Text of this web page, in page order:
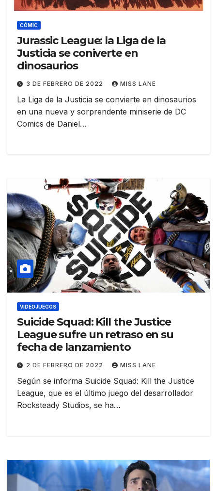
CÓMIC
Jurassic League: la Liga de la
Justicia se coniverte en
dinosaurios
3 DE FEBRERO DE 2022 MISS LANE
La Liga de la Justicia se convierte en dinosaurios
en una nueva y sorprendente miniserie de DC
Comics de Daniel…
VIDEOJUEGOS
Suicide Squad: Kill the Justice
League sufre un retraso en su
fecha de lanzamiento
2 DE FEBRERO DE 2022 MISS LANE
Según se informa Suicide Squad: Kill the Justice
League, que es el último juego del desarrollador
Rocksteady Studios, se ha…